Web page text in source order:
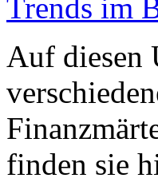
Trends im
Auf diesen
finden sie